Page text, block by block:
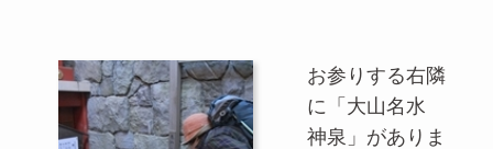
お参りする右隣
に「大山名水
神泉」がありま